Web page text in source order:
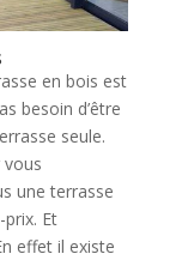
en bois est
besoin d’être
seule.
une terrasse
Et
effet il existe